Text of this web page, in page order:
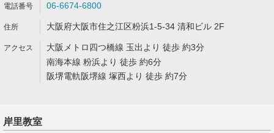
06-6674-6800
大阪府大阪市住之江区粉浜1-5-34 清和ビル 2F
大阪メトロ四つ橋線 玉出より 徒歩 約3分
南海本線 粉浜より 徒歩 約6分
阪堺電軌阪堺線 塚西より 徒歩 約7分
岸里教室